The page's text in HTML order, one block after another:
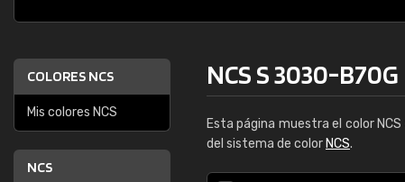
COLORES NCS
Mis colores NCS
NCS
NCS S 3030-B70G
Esta página muestra el color NCS
del sistema de color NCS.